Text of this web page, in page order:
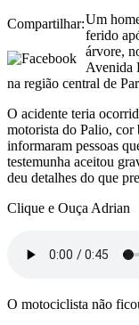
Compartilhar:Um
ferido
árvore,
Avenida
na região central de
O acidente teria
motorista do Palio, cor
informaram pessoas
testemunha aceitou
deu detalhes do que
Clique e Ouça Adrian
O motociclista não